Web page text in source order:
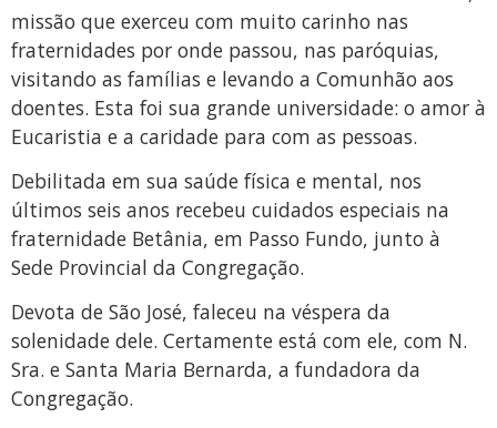
missão que exerceu com muito carinho nas
fraternidades por onde passou, nas paróquias,
visitando as famílias e levando a Comunhão aos
doentes. Esta foi sua grande universidade: o amor à
Eucaristia e a caridade para com as pessoas.
Debilitada em sua saúde física e mental, nos
últimos seis anos recebeu cuidados especiais na
fraternidade Betânia, em Passo Fundo, junto à
Sede Provincial da Congregação.
Devota de São José, faleceu na véspera da
solenidade dele. Certamente está com ele, com N.
Sra. e Santa Maria Bernarda, a fundadora da
Congregação.